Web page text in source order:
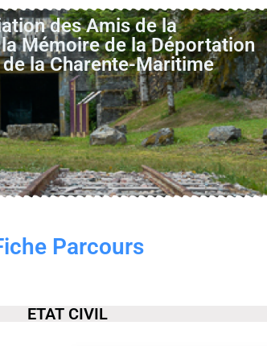
des Amis de la
Mémoire de la Déportation
la Charente-Maritime
Parcours
ETAT CIVIL